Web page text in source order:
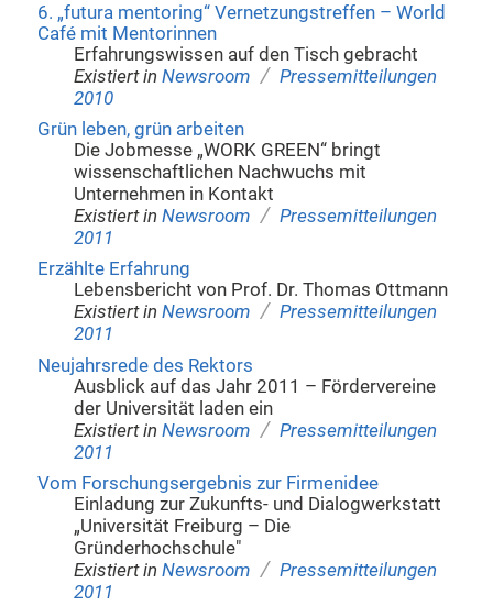
6. „futura mentoring“ Vernetzungstreffen – World
Café mit Mentorinnen
Erfahrungswissen auf den Tisch gebracht
Existiert in Newsroom / Pressemitteilungen
2010
Grün leben, grün arbeiten
Die Jobmesse „WORK GREEN“ bringt
wissenschaftlichen Nachwuchs mit
Unternehmen in Kontakt
Existiert in Newsroom / Pressemitteilungen
2011
Erzählte Erfahrung
Lebensbericht von Prof. Dr. Thomas Ottmann
Existiert in Newsroom / Pressemitteilungen
2011
Neujahrsrede des Rektors
Ausblick auf das Jahr 2011 – Fördervereine
der Universität laden ein
Existiert in Newsroom / Pressemitteilungen
2011
Vom Forschungsergebnis zur Firmenidee
Einladung zur Zukunfts- und Dialogwerkstatt
„Universität Freiburg – Die
Gründerhochschule"
Existiert in Newsroom / Pressemitteilungen
2011